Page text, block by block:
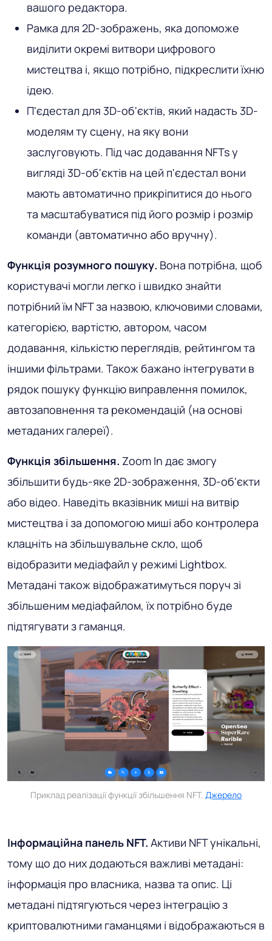
вашого редактора.
Рамка для 2D-зображень, яка допоможе
виділити окремі витвори цифрового
мистецтва і, якщо потрібно, підкреслити їхню
ідею.
П'єдестал для 3D-об'єктів, який надасть 3D-
моделям ту сцену, на яку вони
заслуговують. Під час додавання NFTs у
вигляді 3D-об'єктів на цей п'єдестал вони
мають автоматично прикріпитися до нього
та масштабуватися під його розмір і розмір
команди (автоматично або вручну).
Функція розумного пошуку. Вона потрібна, щоб
користувачі могли легко і швидко знайти
потрібний їм NFT за назвою, ключовими словами,
категорією, вартістю, автором, часом
додавання, кількістю переглядів, рейтингом та
іншими фільтрами. Також бажано інтегрувати в
рядок пошуку функцію виправлення помилок,
автозаповнення та рекомендацій (на основі
метаданих галереї).
Функція збільшення. Zoom In дає змогу
збільшити будь-яке 2D-зображення, 3D-об'єкти
або відео. Наведіть вказівник миші на витвір
мистецтва і за допомогою миші або контролера
клацніть на збільшувальне скло, щоб
відобразити медіафайл у режимі Lightbox.
Метадані також відображатимуться поруч зі
збільшеним медіафайлом, їх потрібно буде
підтягувати з гаманця.
Приклад реалізації функції збільшення NFT. Джерело
Інформаційна панель NFT. Активи NFT унікальні,
тому що до них додаються важливі метадані:
інформація про власника, назва та опис. Ці
метадані підтягуються через інтеграцію з
криптовалютними гаманцями і відображаються в